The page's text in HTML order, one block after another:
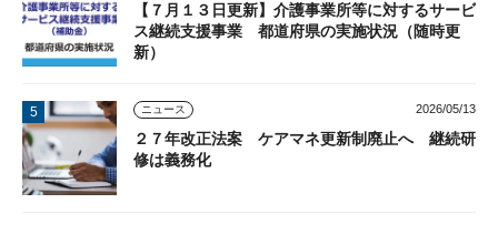
【７月１３日更新】介護事業所等に対するサービ
ス継続支援事業 都道府県の実施状況（随時更
新）
ニュース 2026/05/13
２７年改正法案 ケアマネ更新制廃止へ 継続研
修は義務化